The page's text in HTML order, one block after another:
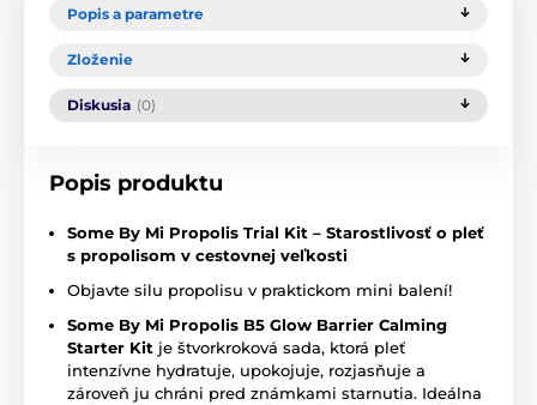
Popis a parametre
Zloženie
Diskusia (0)
Popis produktu
Some By Mi Propolis Trial Kit – Starostlivosť o pleť
s propolisom v cestovnej veľkosti
Objavte silu propolisu v praktickom mini balení!
Some By Mi Propolis B5 Glow Barrier Calming
Starter Kit je štvorkroková sada, ktorá pleť
intenzívne hydratuje, upokojuje, rozjasňuje a
zároveň ju chráni pred známkami starnutia. Ideálna